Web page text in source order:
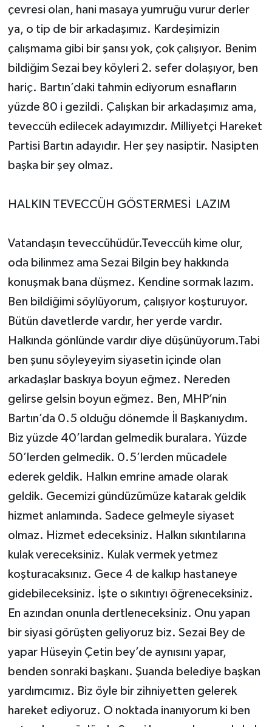
çevresi olan, hani masaya yumruğu vurur derler
ya, o tip de bir arkadaşımız. Kardeşimizin
çalışmama gibi bir şansı yok, çok çalışıyor. Benim
bildiğim Sezai bey köyleri 2. sefer dolaşıyor, ben
hariç. Bartın’daki tahmin ediyorum esnafların
yüzde 80 i gezildi. Çalışkan bir arkadaşımız ama,
teveccüh edilecek adayımızdır. Milliyetçi Hareket
Partisi Bartın adayıdır. Her şey nasiptir. Nasipten
başka bir şey olmaz.
HALKIN TEVECCÜH GÖSTERMESİ LAZIM
Vatandaşın teveccühüdür.Teveccüh kime olur,
oda bilinmez ama Sezai Bilgin bey hakkında
konuşmak bana düşmez. Kendine sormak lazım.
Ben bildiğimi söylüyorum, çalışıyor koşturuyor.
Bütün davetlerde vardır, her yerde vardır.
Halkında gönlünde vardır diye düşünüyorum.Tabi
ben şunu söyleyeyim siyasetin içinde olan
arkadaşlar baskıya boyun eğmez. Nereden
gelirse gelsin boyun eğmez. Ben, MHP’nin
Bartın’da 0.5 olduğu dönemde İl Başkanıydım.
Biz yüzde 40’lardan gelmedik buralara. Yüzde
50’lerden gelmedik. 0.5’lerden mücadele
ederek geldik. Halkın emrine amade olarak
geldik. Gecemizi gündüzümüze katarak geldik
hizmet anlamında. Sadece gelmeyle siyaset
olmaz. Hizmet edeceksiniz. Halkın sıkıntılarına
kulak vereceksiniz. Kulak vermek yetmez
koşturacaksınız. Gece 4 de kalkıp hastaneye
gidebileceksiniz. İşte o sıkıntıyı öğreneceksiniz.
En azından onunla dertleneceksiniz. Onu yapan
bir siyasi görüşten geliyoruz biz. Sezai Bey de
yapar Hüseyin Çetin bey’de aynısını yapar,
benden sonraki başkanı. Şuanda belediye başkan
yardımcımız. Biz öyle bir zihniyetten gelerek
hareket ediyoruz. O noktada inanıyorum ki ben